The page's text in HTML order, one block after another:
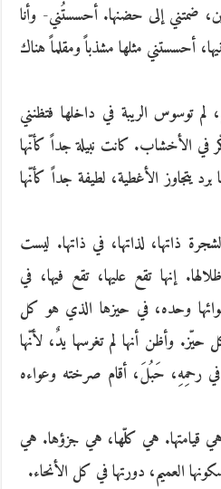
ضمتني إلى حضنها. أحسستُني- وأنا
أحسستني مثلها مشذباً ومقلماً هناك
توسوس الريبة في داخلها فتظنني
في الأخشاب. كانت نبيلة جداً كأنّها
يتجاوز الأغطية، لطيفة جداً كأنّها
ذاتها، لذاتها، في ذاتها. ليست
إنها تقع عليها، تقع فيها، في
وحده، في حيزها الذي هو كل
وأظن أنها لم تغرسها يدٌ، لأنّها
رحمِهِ، حَبُلَ، أقام صرخته وعواءه
قيامتها. هي كلّها، هي جزؤها. هي
العميم، دورتها في كل الأنحاء.